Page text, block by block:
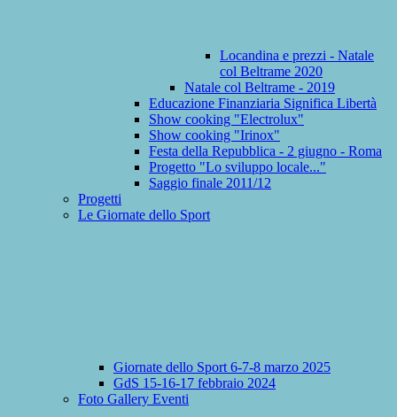
Locandina e prezzi - Natale
col Beltrame 2020
Natale col Beltrame - 2019
Educazione Finanziaria Significa Libertà
Show cooking "Electrolux"
Show cooking "Irinox"
Festa della Repubblica - 2 giugno - Roma
Progetto "Lo sviluppo locale..."
Saggio finale 2011/12
Progetti
Le Giornate dello Sport
Giornate dello Sport 6-7-8 marzo 2025
GdS 15-16-17 febbraio 2024
Foto Gallery Eventi